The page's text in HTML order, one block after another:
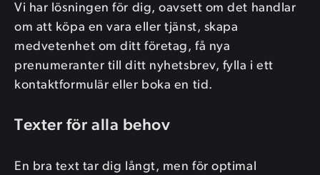
Vi har lösningen för dig, oavsett om det handlar
om att köpa en vara eller tjänst, skapa
medvetenhet om ditt företag, få nya
prenumeranter till ditt nyhetsbrev, fylla i ett
kontaktformulär eller boka en tid.
Texter för alla behov
En bra text tar dig långt, men för optimal